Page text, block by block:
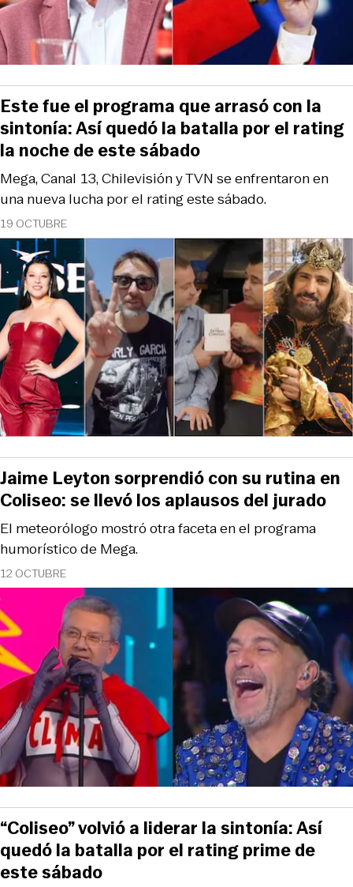
19 OCTUBRE
Mega, Canal 13, Chilevisión y TVN se enfrentaron en
una nueva lucha por el rating este sábado.
Este fue el programa que arrasó con la
sintonía: Así quedó la batalla por el rating
la noche de este sábado
12 OCTUBRE
El meteorólogo mostró otra faceta en el programa
humorístico de Mega.
Jaime Leyton sorprendió con su rutina en
Coliseo: se llevó los aplausos del jurado
“Coliseo” volvió a liderar la sintonía: Así
quedó la batalla por el rating prime de
este sábado